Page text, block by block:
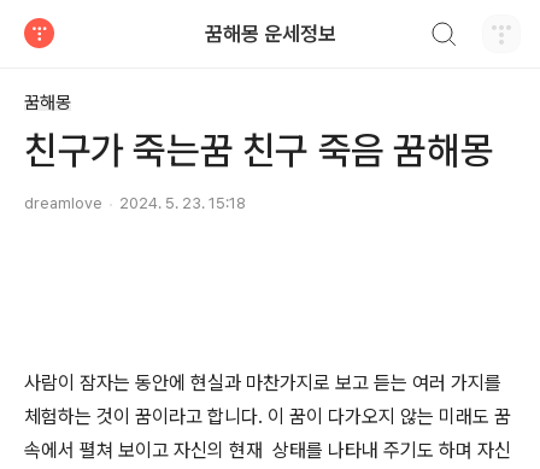
꿈해몽 운세정보
꿈해몽
친구가 죽는꿈 친구 죽음 꿈해몽
dreamlove 2024. 5. 23. 15:18
사람이 잠자는 동안에 현실과 마찬가지로 보고 듣는 여러 가지를
체험하는 것이 꿈이라고 합니다. 이 꿈이 다가오지 않는 미래도 꿈
속에서 펼쳐 보이고 자신의 현재 상태를 나타내 주기도 하며 자신